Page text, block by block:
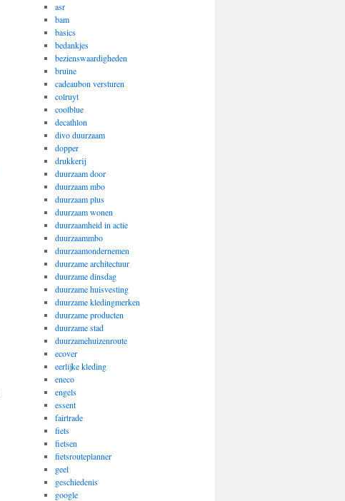
asr
bam
basics
bedankjes
bezienswaardigheden
bruine
cadeaubon versturen
colruyt
coolblue
decathlon
divo duurzaam
dopper
drukkerij
duurzaam door
duurzaam mbo
duurzaam plus
duurzaam wonen
duurzaamheid in actie
duurzaammbo
duurzaamondernemen
duurzame architectuur
duurzame dinsdag
duurzame huisvesting
duurzame kledingmerken
duurzame producten
duurzame stad
duurzamehuizenroute
ecover
eerlijke kleding
eneco
engels
essent
fairtrade
fiets
fietsen
fietsrouteplanner
geel
geschiedenis
google